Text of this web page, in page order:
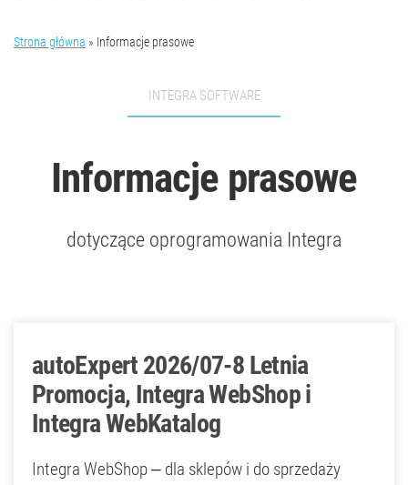
Strona główna » Informacje prasowe
INTEGRA SOFTWARE
Informacje prasowe
dotyczące oprogramowania Integra
autoExpert 2026/07-8 Letnia
Promocja, Integra WebShop i
Integra WebKatalog
Integra WebShop – dla sklepów i do sprzedaży